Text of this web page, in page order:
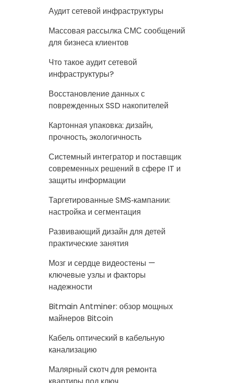
Аудит сетевой инфраструктуры
Массовая рассылка СМС сообщений
для бизнеса клиентов
Что такое аудит сетевой
инфраструктуры?
Восстановление данных с
поврежденных SSD накопителей
Картонная упаковка: дизайн,
прочность, экологичность
Системный интегратор и поставщик
современных решений в сфере IT и
защиты информации
Таргетированные SMS‑кампании:
настройка и сегментация
Развивающий дизайн для детей
практические занятия
Мозг и сердце видеостены —
ключевые узлы и факторы
надежности
Bitmain Antminer: обзор мощных
майнеров Bitcoin
Кабель оптический в кабельную
канализацию
Малярный скотч для ремонта